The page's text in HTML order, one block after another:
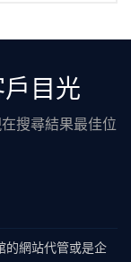
目光
搜尋結果最佳位
的網站代管或是企